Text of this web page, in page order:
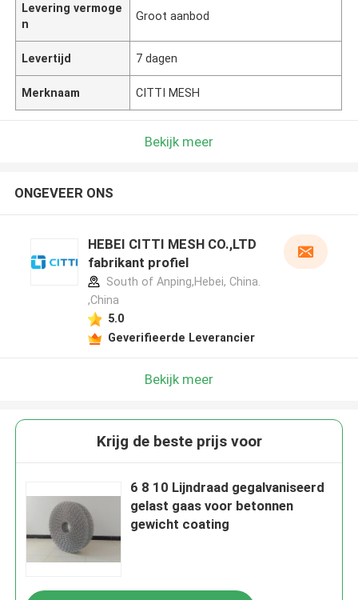
Levering vermoge
n
Groot aanbod
Levertijd 7 dagen
Merknaam CITTI MESH
Bekijk meer
ONGEVEER ONS
HEBEI CITTI MESH CO.,LTD
fabrikant profiel
South of Anping,Hebei, China.
,China
5.0
Geverifieerde Leverancier
Bekijk meer
Krijg de beste prijs voor
6 8 10 Lijndraad gegalvaniseerd
gelast gaas voor betonnen
gewicht coating